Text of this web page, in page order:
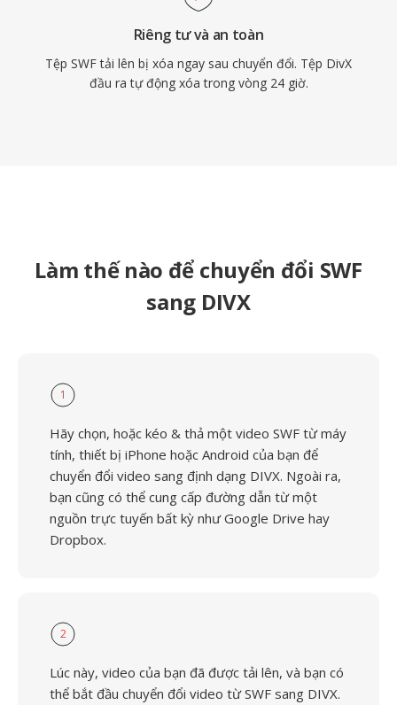
Riêng tư và an toàn
Tệp SWF tải lên bị xóa ngay sau chuyển đổi. Tệp DivX
đầu ra tự động xóa trong vòng 24 giờ.
Làm thế nào để chuyển đổi SWF
sang DIVX
1
Hãy chọn, hoặc kéo & thả một video SWF từ máy
tính, thiết bị iPhone hoặc Android của bạn để
chuyển đổi video sang định dạng DIVX. Ngoài ra,
bạn cũng có thể cung cấp đường dẫn từ một
nguồn trực tuyến bất kỳ như Google Drive hay
Dropbox.
2
Lúc này, video của bạn đã được tải lên, và bạn có
thể bắt đầu chuyển đổi video từ SWF sang DIVX.